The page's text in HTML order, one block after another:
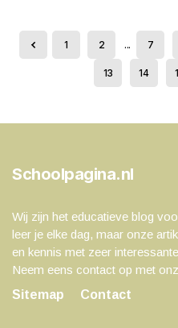
1 2 ... 7
13 14
Schoolpagina.nl
Wij zijn het educatieve blog
leer je elke dag, maar onze
en kennis met zeer
Neem eens contact op met
Sitemap
Contact